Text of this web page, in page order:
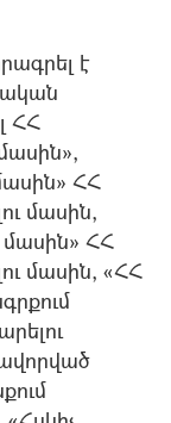
է
ՀՀ
ՀՀ
մասին,
ՀՀ
մասին, «ՀՀ